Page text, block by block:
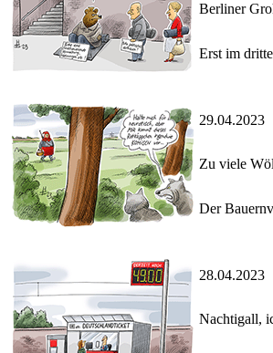
Berliner
Erst im
29.04.2023
Zu viele
Der
28.04.2023
Nachtigall,